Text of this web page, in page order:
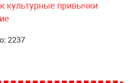
культурные привычки
2237